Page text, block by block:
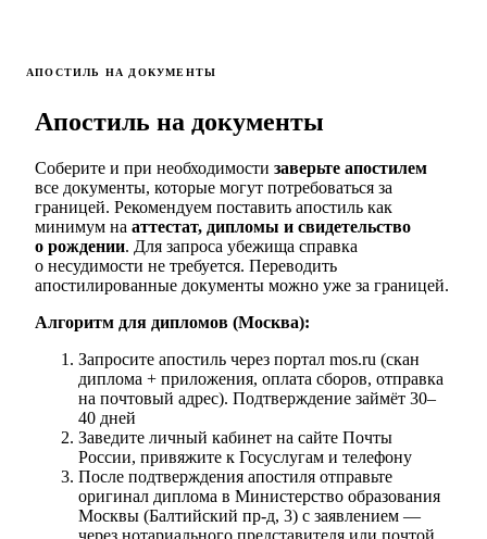
АПОСТИЛЬ НА ДОКУМЕНТЫ
Апостиль на документы
Соберите и при необходимости заверьте апостилем
все документы, которые могут потребоваться за
границей. Рекомендуем поставить апостиль как
минимум на аттестат, дипломы и свидетельство
о рождении. Для запроса убежища справка
о несудимости не требуется. Переводить
апостилированные документы можно уже за границей.
Алгоритм для дипломов (Москва):
Запросите апостиль через портал mos.ru (скан
диплома + приложения, оплата сборов, отправка
на почтовый адрес). Подтверждение займёт 30–
40 дней
Заведите личный кабинет на сайте Почты
России, привяжите к Госуслугам и телефону
После подтверждения апостиля отправьте
оригинал диплома в Министерство образования
Москвы (Балтийский пр-д, 3) с заявлением —
через нотариального представителя или почтой